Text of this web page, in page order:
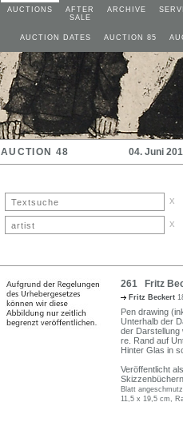
AUCTIONS
AFTER
SALE
ARCHIVE
AUCTION DATES AUCTION 85
AUCTION 48 04. Juni
x
x
261 Fritz
Fritz Beckert
Pen drawing
Unterhalb der
der Darstellung
re. Rand auf
Hinter Glas in
Veröffentlicht
Blatt
11,5 x 19,5 cm,